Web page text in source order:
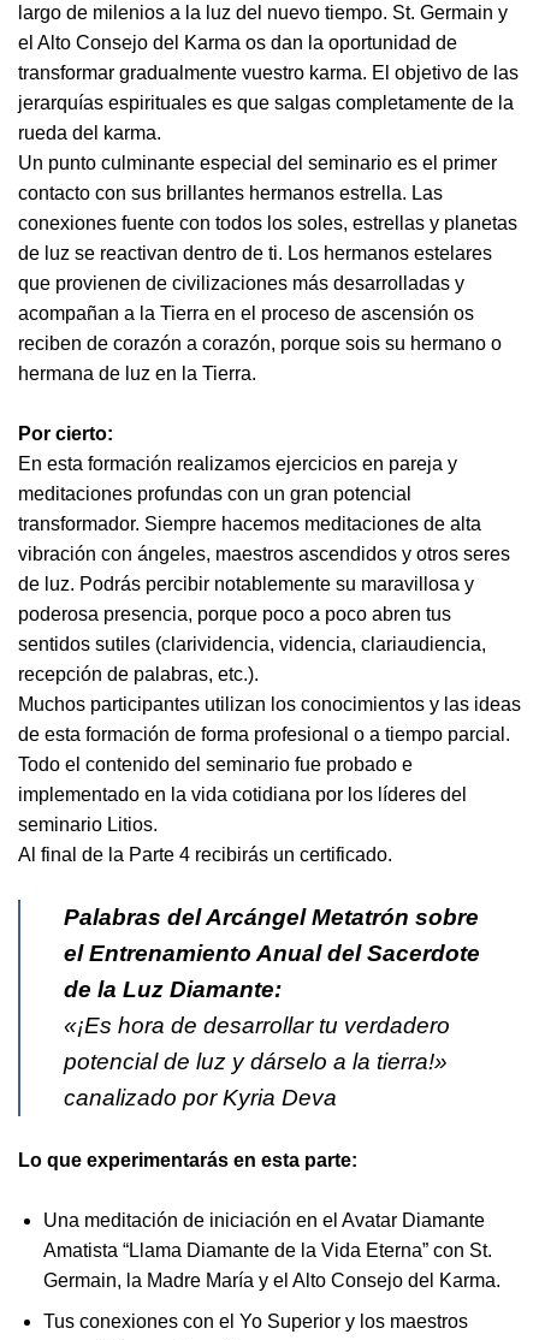
largo de milenios a la luz del nuevo tiempo. St. Germain y
el Alto Consejo del Karma os dan la oportunidad de
transformar gradualmente vuestro karma. El objetivo de las
jerarquías espirituales es que salgas completamente de la
rueda del karma.
Un punto culminante especial del seminario es el primer
contacto con sus brillantes hermanos estrella. Las
conexiones fuente con todos los soles, estrellas y planetas
de luz se reactivan dentro de ti. Los hermanos estelares
que provienen de civilizaciones más desarrolladas y
acompañan a la Tierra en el proceso de ascensión os
reciben de corazón a corazón, porque sois su hermano o
hermana de luz en la Tierra.
Por cierto:
En esta formación realizamos ejercicios en pareja y
meditaciones profundas con un gran potencial
transformador. Siempre hacemos meditaciones de alta
vibración con ángeles, maestros ascendidos y otros seres
de luz. Podrás percibir notablemente su maravillosa y
poderosa presencia, porque poco a poco abren tus
sentidos sutiles (clarividencia, videncia, clariaudiencia,
recepción de palabras, etc.).
Muchos participantes utilizan los conocimientos y las ideas
de esta formación de forma profesional o a tiempo parcial.
Todo el contenido del seminario fue probado e
implementado en la vida cotidiana por los líderes del
seminario Litios.
Al final de la Parte 4 recibirás un certificado.
Palabras del Arcángel Metatrón sobre
el Entrenamiento Anual del Sacerdote
de la Luz Diamante:
«¡Es hora de desarrollar tu verdadero
potencial de luz y dárselo a la tierra!»
canalizado por Kyria Deva
Lo que experimentarás en esta parte:
Una meditación de iniciación en el Avatar Diamante
Amatista “Llama Diamante de la Vida Eterna” con St.
Germain, la Madre María y el Alto Consejo del Karma.
Tus conexiones con el Yo Superior y los maestros